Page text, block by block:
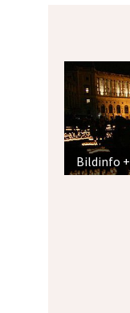
Bildinfo